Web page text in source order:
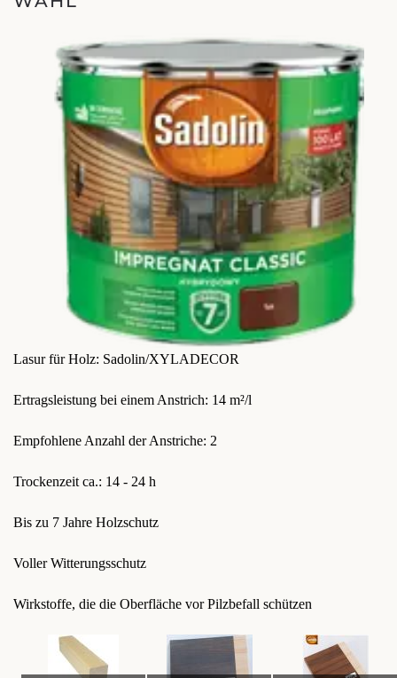
Lasur für Holz: Sadolin/XYLADECOR
Ertragsleistung bei einem Anstrich: 14 m²/l
Empfohlene Anzahl der Anstriche: 2
Trockenzeit ca.: 14 - 24 h
Bis zu 7 Jahre Holzschutz
Voller Witterungsschutz
Wirkstoffe, die die Oberfläche vor Pilzbefall schützen